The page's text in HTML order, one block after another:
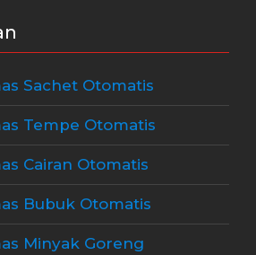
Sachet Otomatis
Tempe Otomatis
Cairan Otomatis
Bubuk Otomatis
Minyak Goreng